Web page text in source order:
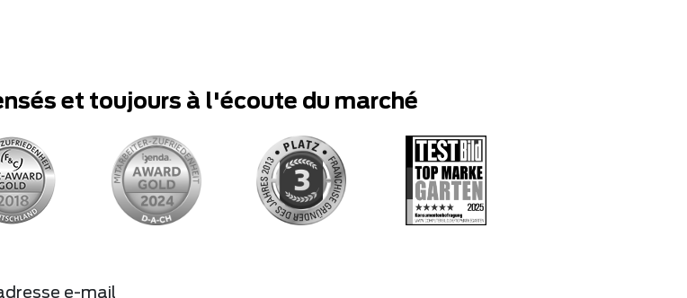
et toujours à l'écoute du marché
e-mail